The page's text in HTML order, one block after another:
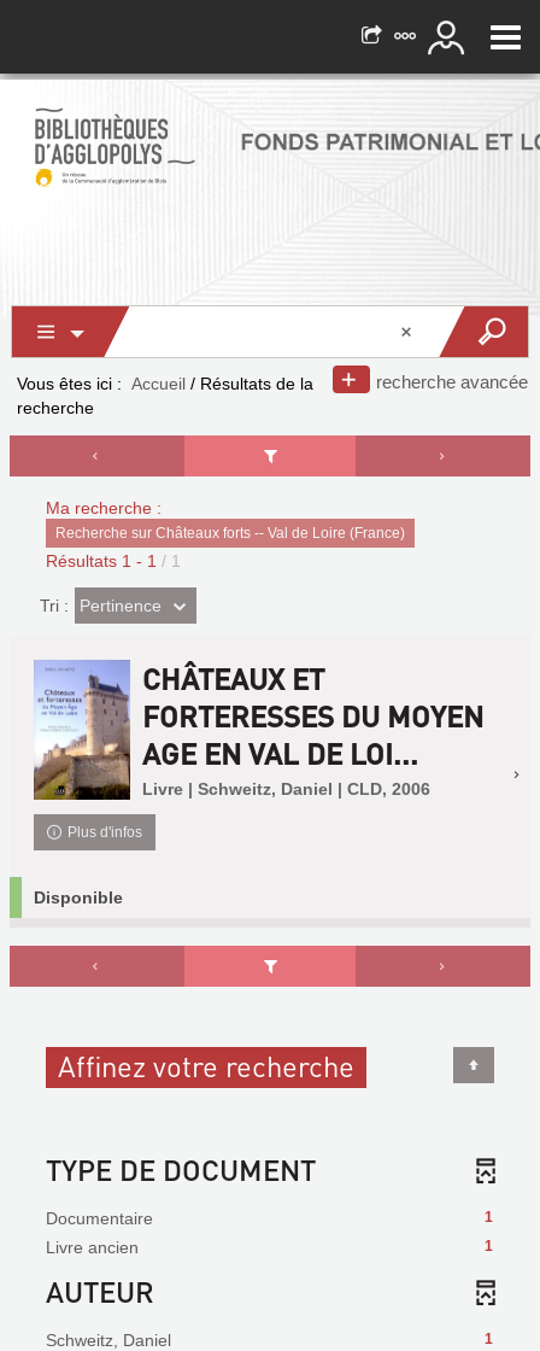
recherche avancée
Vous êtes ici : Accueil / Résultats de la
recherche
Ma recherche :
Recherche sur Châteaux forts -- Val de Loire (France)
Résultats 1 - 1 / 1
Tri : (Effet
imédiat)
Pertinence
CHÂTEAUX ET
FORTERESSES DU MOYEN
AGE EN VAL DE LOI...
Livre | Schweitz, Daniel | CLD, 2006
Plus d'infos
Disponible
Affinez votre recherche
TYPE DE DOCUMENT
1
Documentaire
1
Livre ancien
AUTEUR
1
Schweitz, Daniel